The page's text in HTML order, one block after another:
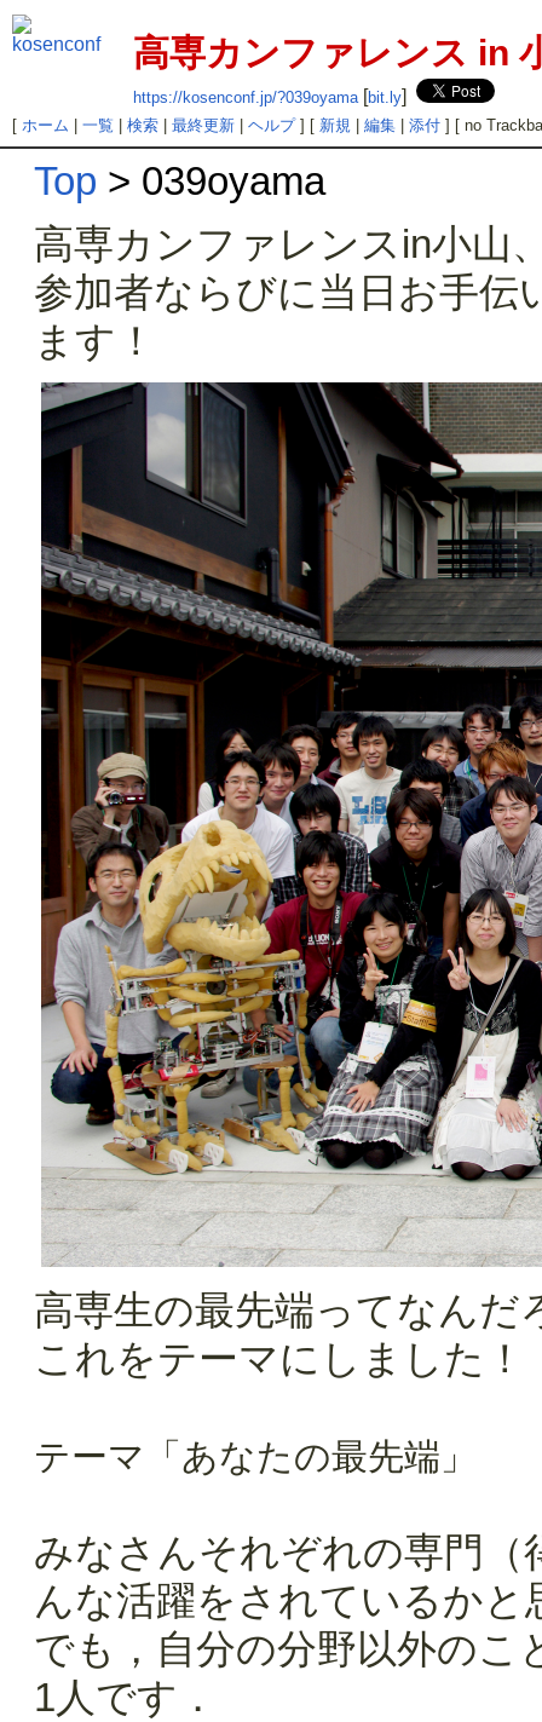
高専カンファレンス in
https://kosenconf.jp/?039oyama[bit.ly]
[ ホーム 一覧 検索| 最終更新| ヘルプ] [ 新規| 編集| 添付] [ no
Top > 039oyama
高専カンファレンスin小山
参加者ならびに当日お手
ます！
高専生の最先端ってなんだ
これをテーマにしました！
テーマ「あなたの最先端」
みなさんそれぞれの専門
んな活躍をされているかと
でも，自分の分野以外の
1人です．